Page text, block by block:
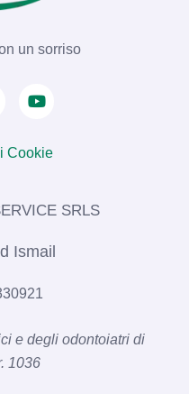
un sorriso
Cookie
SRLS​
Ismail
e degli odontoiatri di
1036​